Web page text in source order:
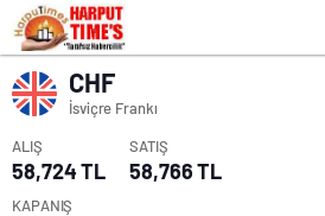
CHF
İsviçre Frankı
ALIŞ
58,724 TL
SATIŞ
58,766 TL
KAPANIŞ